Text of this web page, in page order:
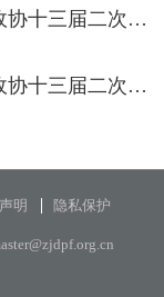
浙江省残疾人联合会关于省政协十三届二次会议第376号提案的答复
浙江省残疾人联合会关于省政协十三届二次会议第511号提案的答复
明 隐私保护